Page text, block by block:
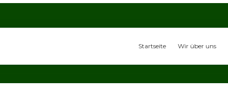
Startseite Wir über uns